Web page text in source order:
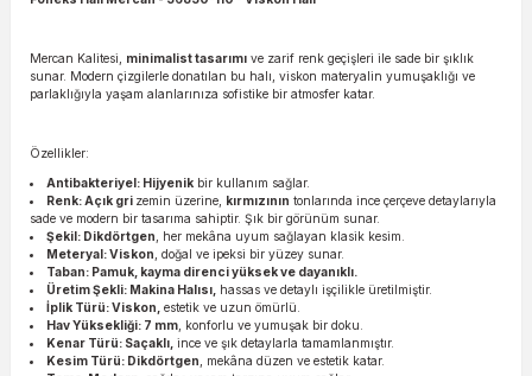
Mercan Kalitesi, minimalist tasarımı ve zarif renk geçişleri ile sade bir şıklık
sunar. Modern çizgilerle donatılan bu halı, viskon materyalin yumuşaklığı ve
parlaklığıyla yaşam alanlarınıza sofistike bir atmosfer katar.
Özellikler:
Antibakteriyel: Hijyenik bir kullanım sağlar.
Renk: Açık gri zemin üzerine, kırmızının tonlarında ince çerçeve detaylarıyla
sade ve modern bir tasarıma sahiptir. Şık bir görünüm sunar.
Şekil: Dikdörtgen , her mekâna uyum sağlayan klasik kesim.
Meteryal: Viskon , doğal ve ipeksi bir yüzey sunar.
Taban: Pamuk, kayma direnci yüksek ve dayanıklı.
Üretim Şekli: Makina Halısı, hassas ve detaylı işçilikle üretilmiştir.
İplik Türü: Viskon, estetik ve uzun ömürlü.
Hav Yüksekliği: 7 mm , konforlu ve yumuşak bir doku.
Kenar Türü: Saçaklı, ince ve şık detaylarla tamamlanmıştır.
Kesim Türü: Dikdörtgen , mekâna düzen ve estetik katar.